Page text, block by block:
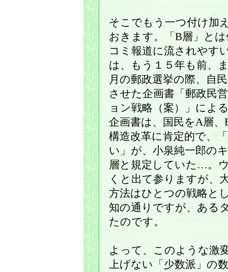
そこでもう一つ付け加
おきます。「B層」と
コミ報道に流されやす
は、もう１５年も前、
月の郵政選挙の際、自
させた企画書「郵政民
ョン戦略（案）」によ
企画書は、国民をA層
構造改革に肯定的で、
い」が、小泉純一郎の
層と規定していた…。
くと出て参りますが、
方法はひとつの戦略と
知の通りですが、ある
たのです。
よって、このような激
上げない「少数派」の